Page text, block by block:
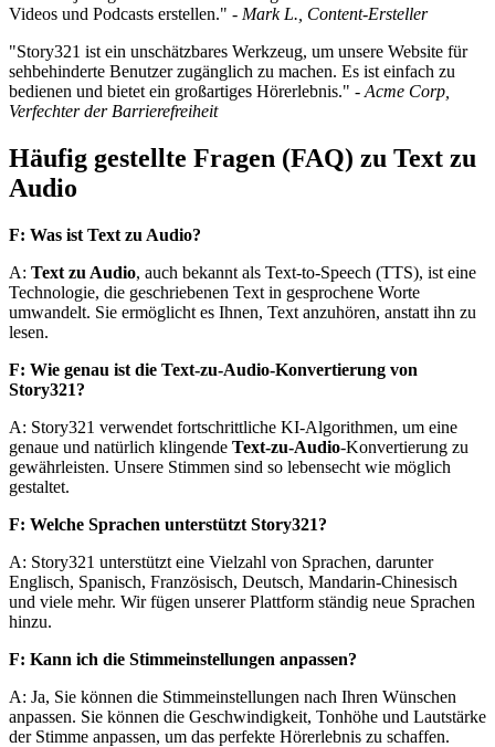
Videos und Podcasts erstellen." - Mark L., Content-Ersteller
"Story321 ist ein unschätzbares Werkzeug, um unsere Website für
sehbehinderte Benutzer zugänglich zu machen. Es ist einfach zu
bedienen und bietet ein großartiges Hörerlebnis." - Acme Corp,
Verfechter der Barrierefreiheit
Häufig gestellte Fragen (FAQ) zu Text zu
Audio
F: Was ist Text zu Audio?
A: Text zu Audio, auch bekannt als Text-to-Speech (TTS), ist eine
Technologie, die geschriebenen Text in gesprochene Worte
umwandelt. Sie ermöglicht es Ihnen, Text anzuhören, anstatt ihn zu
lesen.
F: Wie genau ist die Text-zu-Audio-Konvertierung von
Story321?
A: Story321 verwendet fortschrittliche KI-Algorithmen, um eine
genaue und natürlich klingende Text-zu-Audio-Konvertierung zu
gewährleisten. Unsere Stimmen sind so lebensecht wie möglich
gestaltet.
F: Welche Sprachen unterstützt Story321?
A: Story321 unterstützt eine Vielzahl von Sprachen, darunter
Englisch, Spanisch, Französisch, Deutsch, Mandarin-Chinesisch
und viele mehr. Wir fügen unserer Plattform ständig neue Sprachen
hinzu.
F: Kann ich die Stimmeinstellungen anpassen?
A: Ja, Sie können die Stimmeinstellungen nach Ihren Wünschen
anpassen. Sie können die Geschwindigkeit, Tonhöhe und Lautstärke
der Stimme anpassen, um das perfekte Hörerlebnis zu schaffen.